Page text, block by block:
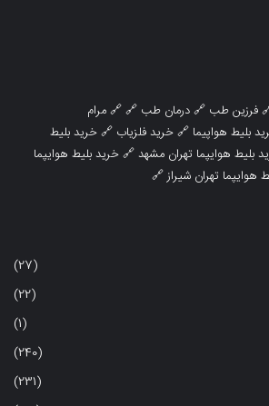
فرزین طب 🔗درمان طب 🔗 🔗مرام
بلیط هواپیما 🔗خرید فلزیاب 🔗خرید بلیط
بلیط هوایپما تهران مشهد🔗خرید بلیط هوایپما
هوایپما تهران شیراز🔗
(27)
(22)
(1)
(240)
(231)